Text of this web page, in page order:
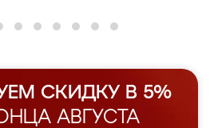
СКИДКУ В 5%
АВГУСТА